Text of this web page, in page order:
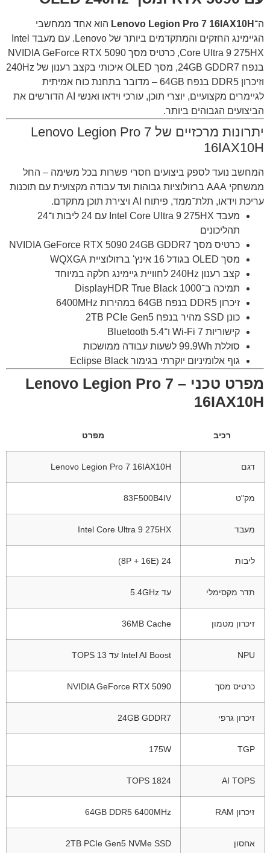
ה־ Lenovo Legion Pro 7 16IAX10H הוא אחד ממחשבי
הגיימינג החזקים והמתקדמים ביותר של Lenovo. עם מעבד Intel
Core Ultra 9 275HX, כרטיס מסך NVIDIA GeForce RTX 5090
בנפח 24GB GDDR7, מסך OLED איכותי בקצב רענון של 240Hz
וזיכרון DDR5 בנפח 64GB – מדובר בתחנת כוח אמיתית
לגיימרים מקצועיים, יוצרי תוכן, עורכי וידאו ואנשי AI הדורשים את
הביצועים הגבוהים ביותר.
יתרונות מרכזיים של Lenovo Legion Pro 7
16IAX10H
המחשב נועד לספק ביצועים חסרי פשרות בכל משימה – החל
ממשחקי AAA ברזולוציות גבוהות ועד עבודה מקצועית עם תוכנות
עריכת וידאו, תלת־ממד, פיתוח AI ויצירת תוכן מתקדם.
מעבד Intel Core Ultra 9 275HX עם 24 ליבות ו־24
תהליכונים
כרטיס מסך NVIDIA GeForce RTX 5090 24GB GDDR7
מסך OLED בגודל 16 אינץ' ברזולוציית WQXGA
קצב רענון 240Hz לחוויית גיימינג חלקה במיוחד
תמיכה ב־DisplayHDR True Black 1000
זיכרון DDR5 בנפח 64GB במהירות 6400MHz
כונן SSD מהיר בנפח 2TB PCIe Gen5
קישוריות Wi-Fi 7 ו־Bluetooth 5.4
סוללת 99.9Wh לשעות עבודה ממושכות
גוף אלומיניום יוקרתי בגימור Eclipse Black
מפרט טכני – Lenovo Legion Pro 7
16IAX10H
רכיב מפרט
דגם Lenovo Legion Pro 7 16IAX10H
מק"ט 83F500B4IV
מעבד Intel Core Ultra 9 275HX
ליבות 24 (8P + 16E)
תדר מקסימלי עד 5.4GHz
זיכרון מטמון 36MB Cache
NPU Intel AI Boost עד 13 TOPS
כרטיס מסך NVIDIA GeForce RTX 5090
זיכרון גרפי 24GB GDDR7
TGP
175W
AI TOPS
1824 TOPS
זיכרון RAM 64GB DDR5 6400MHz
אחסון 2TB PCIe Gen5 NVMe SSD